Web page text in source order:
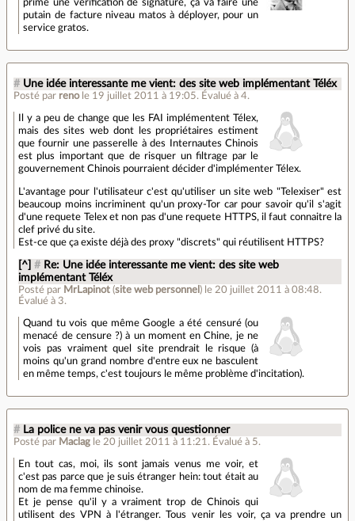
prime une vérification de signature, ça va faire une
putain de facture niveau matos à déployer, pour un
service gratos.
# Une idée interessante me vient: des site web implémentant Téléx
Posté par reno le 19 juillet 2011 à 19:05. Évalué à 4.
Il y a peu de change que les FAI implémentent Télex,
mais des sites web dont les propriétaires estiment
que fournir une passerelle à des Internautes Chinois
est plus important que de risquer un filtrage par le
gouvernement Chinois pourraient décider d'implémenter Télex.
L'avantage pour l'utilisateur c'est qu'utiliser un site web "Telexiser" est
beaucoup moins incriminent qu'un proxy-Tor car pour savoir qu'il s'agit
d'une requete Telex et non pas d'une requete HTTPS, il faut connaitre la
clef privé du site.
Est-ce que ça existe déjà des proxy "discrets" qui réutilisent HTTPS?
[^] # Re: Une idée interessante me vient: des site web
implémentant Téléx
Posté par MrLapinot (site web personnel ) le 20 juillet 2011 à 08:48.
Évalué à 3.
Quand tu vois que même Google a été censuré (ou
menacé de censure ?) à un moment en Chine, je ne
vois pas vraiment quel site prendrait le risque (à
moins qu'un grand nombre d'entre eux ne basculent
en même temps, c'est toujours le même problème d'incitation).
# La police ne va pas venir vous questionner
Posté par Maclag le 20 juillet 2011 à 11:21. Évalué à 5.
En tout cas, moi, ils sont jamais venus me voir, et
c'est pas parce que je suis étranger hein: tout était au
nom de ma femme chinoise.
Et je pense qu'il y a vraiment trop de Chinois qui
utilisent des VPN à l'étranger. Tous venir les voir, ça va prendre un